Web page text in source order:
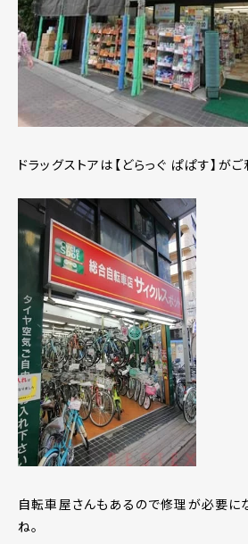
ドラッグストアは【どらっぐ ぱぱす】が
自転車屋さんもあるので修理が必要に
ね。